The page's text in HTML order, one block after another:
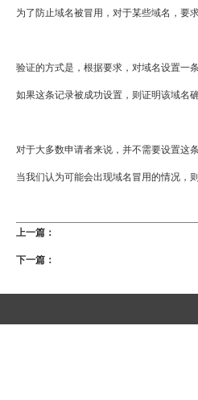
为了防止域名被冒用，对于某些域名，要
验证的方式是，根据要求，对域名设置一
如果这条记录被成功设置，则证明该域名
对于大多数申请者来说，并不需要设置这条
当我们认为可能会出现域名冒用的情况，
上一篇：
下一篇：